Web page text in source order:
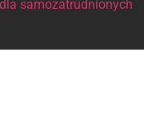
samozatrudnionych